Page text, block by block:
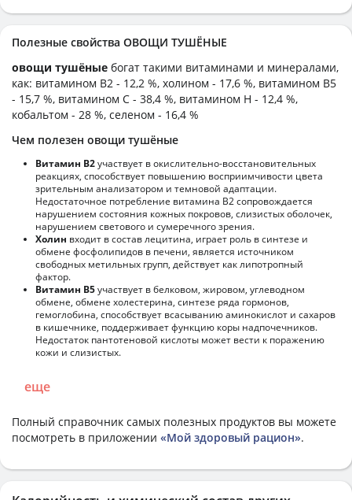
Полезные свойства ОВОЩИ ТУШЁНЫЕ
овощи тушёные богат такими витаминами и минералами,
как: витамином B2 - 12,2 %, холином - 17,6 %, витамином B5
- 15,7 %, витамином C - 38,4 %, витамином H - 12,4 %,
кобальтом - 28 %, селеном - 16,4 %
Чем полезен овощи тушёные
Витамин В2участвует в окислительно-восстановительных
реакциях, способствует повышению восприимчивости цвета
зрительным анализатором и темновой адаптации.
Недостаточное потребление витамина В2 сопровождается
нарушением состояния кожных покровов, слизистых оболочек,
нарушением светового и сумеречного зрения.
Холин входит в состав лецитина, играет роль в синтезе и
обмене фосфолипидов в печени, является источником
свободных метильных групп, действует как липотропный
фактор.
Витамин В5участвует в белковом, жировом, углеводном
обмене, обмене холестерина, синтезе ряда гормонов,
гемоглобина, способствует всасыванию аминокислот и сахаров
в кишечнике, поддерживает функцию коры надпочечников.
Недостаток пантотеновой кислоты может вести к поражению
кожи и слизистых.
еще
Полный справочник самых полезных продуктов вы можете
посмотреть в приложении «Мой здоровый рацион».